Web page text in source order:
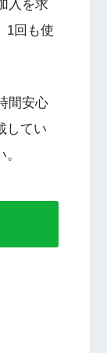
入を求
1回も使
間安心
してい